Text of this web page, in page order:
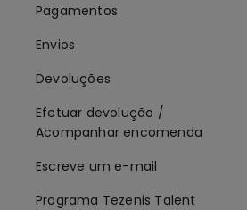
Pagamentos
Envios
Devoluções
Efetuar devolução /
Acompanhar encomenda
Escreve um e-mail
Programa Tezenis Talent